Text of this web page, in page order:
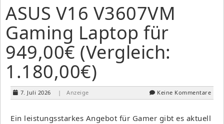
ASUS V16 V3607VM
Gaming Laptop für
949,00€ (Vergleich:
1.180,00€)
7. Juli 2026 | Anzeige Keine Kommentare
Ein leistungsstarkes Angebot für Gamer gibt es aktuell